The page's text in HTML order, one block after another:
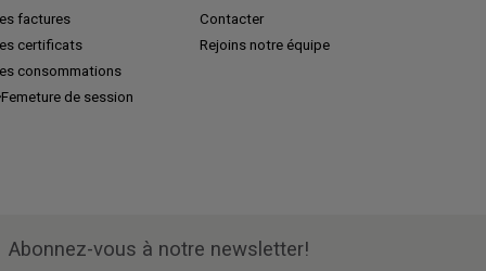
factures
certificats
consommations
Femeture de session
Contacter
Rejoins notre équipe
Abonnez-vous à notre newsletter!